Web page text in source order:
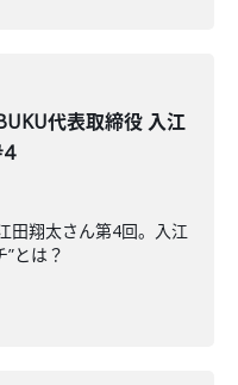
代表取締役 入江
田翔太さん第4回。入江
とは？